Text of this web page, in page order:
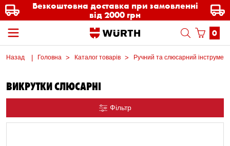
Безкоштовна доставка при замовленні
від 2000 грн
0
Назад Головна Каталог товарів Ручний та слюсарний інструмент
ВИКРУТКИ СЛЮСАРНІ
Фільтр